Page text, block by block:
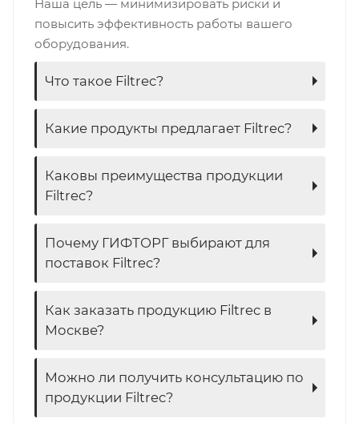
Наша цель — минимизировать риски и
повысить эффективность работы вашего
оборудования.
Что такое Filtrec?
Какие продукты предлагает Filtrec?
Каковы преимущества продукции
Filtrec?
Почему ГИФТОРГ выбирают для
поставок Filtrec?
Как заказать продукцию Filtrec в
Москве?
Можно ли получить консультацию по
продукции Filtrec?